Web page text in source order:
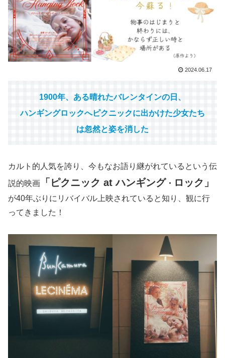
2024.06.17
1900年、ある晴れたバレンタインの日、
ハンギングロックへピクニックに出かけた少女たち
は忽然と姿を消した
カルト的人気を誇り、今もなお語り継がれているという伝
説的映画
「ピクニック at ハンギング ・ ロック」
が40年ぶりにリバイバル上映されていると知り、観に行
ってきました！